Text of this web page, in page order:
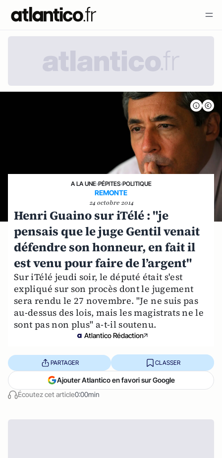
A LA UNE›PÉPITES›POLITIQUE
REMONTE
24 octobre 2014
Henri Guaino sur iTélé : "je
pensais que le juge Gentil venait
défendre son honneur, en fait il
est venu pour faire de l’argent"
Sur iTélé jeudi soir, le député était s'est
expliqué sur son procès dont le jugement
sera rendu le 27 novembre. "Je ne suis pas
au-dessus des lois, mais les magistrats ne le
sont pas non plus" a-t-il soutenu.
Atlantico Rédaction
Écoutez cet article0:00min
PARTAGER CLASSER
Ajouter Atlantico en favori sur Google